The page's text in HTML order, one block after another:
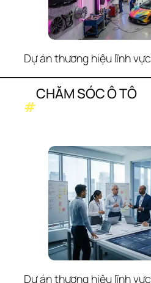
Dự án thương hiệu lĩnh vực
#
CHĂM SÓC Ô TÔ
Dự án thương hiệu lĩnh vực